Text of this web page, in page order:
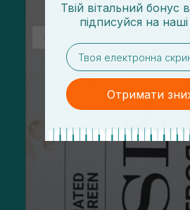
Твій вітальний бонус
підписуйся на
email
Отримати